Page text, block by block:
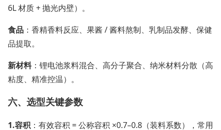
6L 材质 + 抛光内壁）。
食品 ：香精香料反应、果酱 / 酱料熬制、乳制品发酵、保健
品提取。
新材料：锂电池浆料混合、高分子聚合、纳米材料分散（高
粘度、精准控温）。
六、选型关键参数
1.容积 ：有效容积 = 公称容积 ×0.7–0.8（装料系数），常用